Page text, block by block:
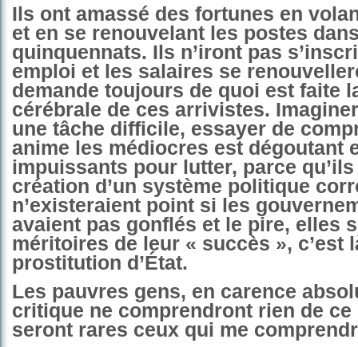
Ils ont amassé des fortunes en
et en se renouvelant les postes
quinquennats. Ils n’iront pas
emploi et les salaires se
demande toujours de quoi est faite
cérébrale de ces arrivistes.
une tâche difficile, essayer de
anime les médiocres est dégoutant
impuissants pour lutter, parce
création d’un système politique
n’existeraient point si les
avaient pas gonflés et le pire, elles
méritoires de leur « succès », c’est
prostitution d’État.
Les pauvres gens, en carence
critique ne comprendront rien de ce
seront rares ceux qui me